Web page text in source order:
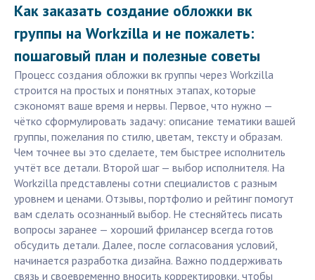
Как заказать создание обложки вк
группы на Workzilla и не пожалеть:
пошаговый план и полезные советы
Процесс создания обложки вк группы через Workzilla
строится на простых и понятных этапах, которые
сэкономят ваше время и нервы. Первое, что нужно —
чётко сформулировать задачу: описание тематики вашей
группы, пожелания по стилю, цветам, тексту и образам.
Чем точнее вы это сделаете, тем быстрее исполнитель
учтёт все детали. Второй шаг — выбор исполнителя. На
Workzilla представлены сотни специалистов с разным
уровнем и ценами. Отзывы, портфолио и рейтинг помогут
вам сделать осознанный выбор. Не стесняйтесь писать
вопросы заранее — хороший фрилансер всегда готов
обсудить детали. Далее, после согласования условий,
начинается разработка дизайна. Важно поддерживать
связь и своевременно вносить корректировки, чтобы